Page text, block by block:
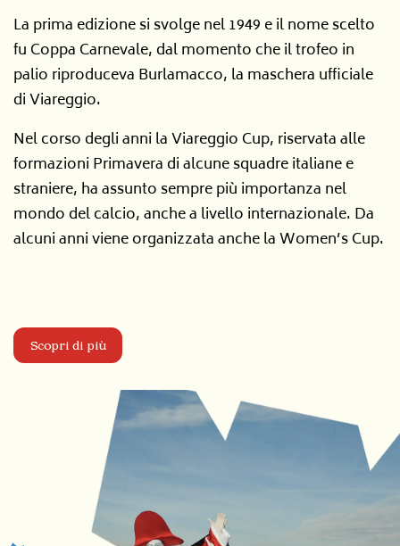
La prima edizione si svolge nel 1949 e il nome scelto
fu Coppa Carnevale, dal momento che il trofeo in
palio riproduceva Burlamacco, la maschera ufficiale
di Viareggio.
Nel corso degli anni la Viareggio Cup, riservata alle
formazioni Primavera di alcune squadre italiane e
straniere, ha assunto sempre più importanza nel
mondo del calcio, anche a livello internazionale. Da
alcuni anni viene organizzata anche la Women’s Cup.
Scopri di più